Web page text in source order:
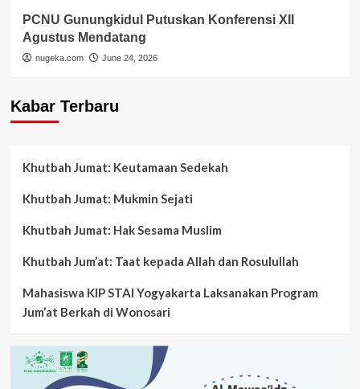
PCNU Gunungkidul Putuskan Konferensi XII
Agustus Mendatang
nugeka.com June 24, 2026
Kabar Terbaru
Khutbah Jumat: Keutamaan Sedekah
Khutbah Jumat: Mukmin Sejati
Khutbah Jumat: Hak Sesama Muslim
Khutbah Jum’at: Taat kepada Allah dan Rosulullah
Mahasiswa KIP STAI Yogyakarta Laksanakan Program
Jum’at Berkah di Wonosari